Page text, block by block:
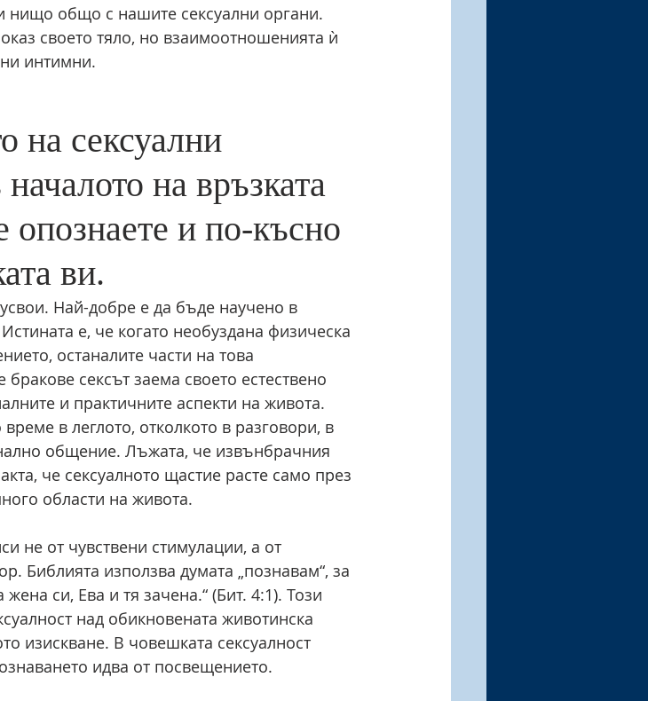
нищо общо с нашите сексуални органи.
своето тяло, но взаимоотношенията ѝ
интимни.
на сексуални
на връзката
и по-късно
ви.
Най-добре е да бъде научено в
е, че когато необуздана физическа
останалите части на това
сексът заема своето естествено
и практичните аспекти на живота.
в леглото, отколкото в разговори, в
общение. Лъжата, че извънбрачния
че сексуалното щастие расте само през
области на живота.
не от чувствени стимулации, а от
Библията използва думата „познавам“, за
си, Ева и тя зачена.“ (Бит. 4:1). Този
над обикновената животинска
изискване. В човешката сексуалност
идва от посвещението.